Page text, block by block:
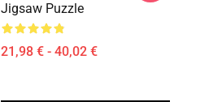
Jigsaw Puzzle
21,98 € - 40,02 €